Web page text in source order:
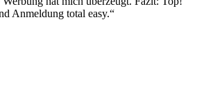
Anmeldung total easy.“